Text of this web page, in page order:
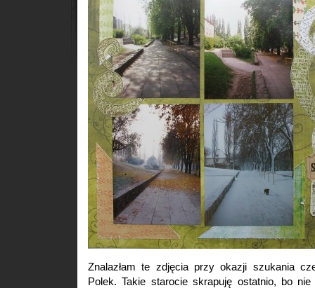
Znalazłam te zdjęcia przy okazji szukania
Polek. Takie starocie skrapuję ostatnio, bo